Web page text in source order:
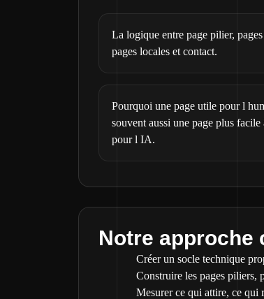
La logique entre page pilier,
pages locales et contact.
Pourquoi une page utile pour l
souvent aussi une page plus
pour l IA.
Notre approche
Créer un socle technique
Construire les pages piliers,
Mesurer ce qui attire, ce qui